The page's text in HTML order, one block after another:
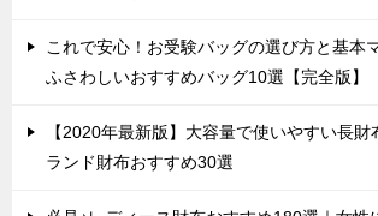
これで安心！お受験バッグの選び方と基本
ふさわしいおすすめバッグ10選【完全版】
【2020年最新版】大容量で使いやすい長
ランド財布おすすめ30選